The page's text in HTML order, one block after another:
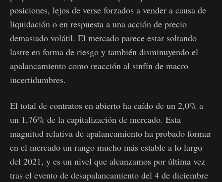
posiciones, lejos de verse forzados a vender a causa de
liquidación o en respuesta a una acción de precio
demasiado volátil. El mercado parece estar soltando
lastre en forma de riesgo y también disminuyendo el
apalancamiento como reacción al sinfín de macro
incertidumbres.
El total de contratos en abierto ha caído de un 2,0% a
un 1,76% de la capitalización de mercado. Esta
magnitud relativa de apalancamiento ha probado formar
en el mercado un rango mucho más estable a lo largo
del 2021, y es un nivel que alcanzamos por última vez
tras el evento de desapalancamiento del 4 de diciembre